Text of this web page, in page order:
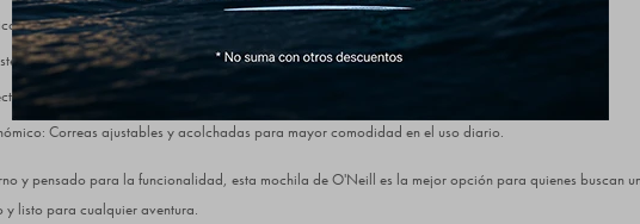
Mantiene la temperatura de bebidas o snacks, ideal para llevar a la oficina o la universidad.
al agua: Acabado con tratamiento repelente que protege el contenido de la humedad.
Aumentan la visibilidad en condiciones de poca luz, perfectos para mayor seguridad.
Correas ajustables y acolchadas para mayor comodidad en el uso diario.
y pensado para la funcionalidad, esta mochila de O'Neill es la mejor opción para quienes buscan
listo para cualquier aventura.